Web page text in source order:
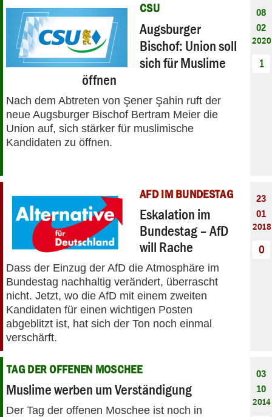
CSU
Augsburger
Bischof: Union soll
sich für Muslime
öffnen
Nach dem Abtreten von Şener Şahin ruft der
neue Augsburger Bischof Bertram Meier die
Union auf, sich stärker für muslimische
Kandidaten zu öffnen.
08
02
2020
1
AFD IM BUNDESTAG
Eskalation im
Bundestag – AfD
will Rache
Dass der Einzug der AfD die Atmosphäre im
Bundestag nachhaltig verändert, überrascht
nicht. Jetzt, wo die AfD mit einem zweiten
Kandidaten für einen wichtigen Posten
abgeblitzt ist, hat sich der Ton noch einmal
verschärft.
23
01
2018
0
TAG DER OFFENEN MOSCHEE
Muslime werben um Verständigung
Der Tag der offenen Moschee ist noch in
03
10
2014